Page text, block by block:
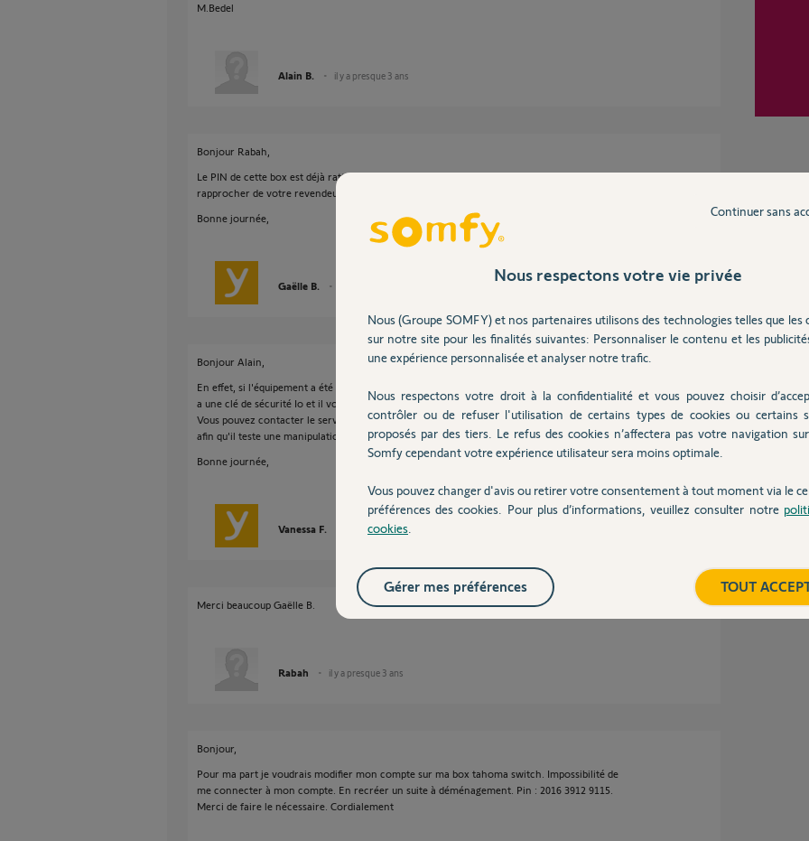
M.Bedel
Alain B. il y a presque 3 ans
Bonjour Rabah,
Le PIN de cette box est déjà rattaché au serveur de la Tunisie, nous vous invitons à vous
rapprocher de votre revendeur afin qu'il puisse faire le nécessaire.
Bonne journée,
Gaëlle B.
Bonjour Alain,
En effet, si l'équipement a été supprimé vous ne pourrez pas l'enregistrer de nouveau car il
a une clé de sécurité Io et il vous faudra donc réinitialiser le moteur.
Vous pouvez contacter le service technique au 0 820 055 055 lorsque vous êtes sur place
afin qu'il teste une manipulation pour récupérer votre moteur.
Bonne journée,
Vanessa F. il y a presque 3 ans
Merci beaucoup Gaëlle B.
Rabah il y a presque 3 ans
Bonjour,
Pour ma part je voudrais modifier mon compte sur ma box tahoma switch. Impossibilité de
me connecter à mon compte. En recréer un suite à déménagement. Pin : 2016 3912 9115.
Merci de faire le nécessaire. Cordialement
Nous respectons votre vie privée
Nous (Groupe SOMFY) et nos partenaires utilisons des technologies telles que les
sur notre site pour les finalités suivantes: Personnaliser le contenu et les
une expérience personnalisée et analyser notre trafic.
Nous respectons votre droit à la confidentialité et vous pouvez choisir
contrôler ou de refuser l'utilisation de certains types de cookies ou certains
proposés par des tiers. Le refus des cookies n’affectera pas votre navigation
Somfy cependant votre expérience utilisateur sera moins optimale.
Vous pouvez changer d'avis ou retirer votre consentement à tout moment via le
préférences des cookies. Pour plus d’informations, veuillez consulter notre
cookies
Continuer sans
TOUT
Gérer mes préférences